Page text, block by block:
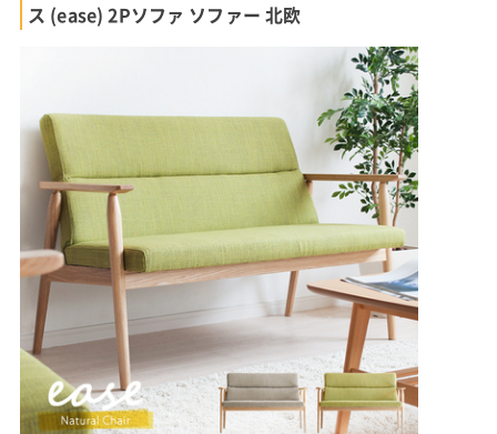
ス (ease) 2Pソファ ソファー 北欧